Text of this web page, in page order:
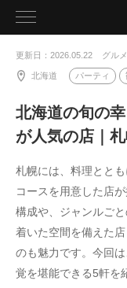
toggle
更新日：2026.05.22 グル
北海道 パーティ
北海道の旬の
が人気の店｜
札幌には、料理とと
コースを用意した店
構成や、ジャンルご
着いた空間を備えた
のも魅力です。今回
覚を堪能できる5軒を